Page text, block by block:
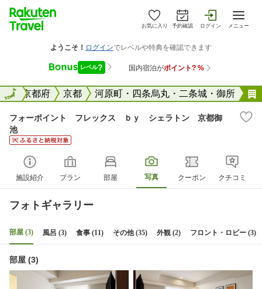
お気に入り 予約確認 ログイン メニュー
全国京都府 京都 河原町・四条烏丸・二条城・御所
全国
フォーポイント フレックス ｂｙ シェラトン 京都御
池
施設紹介 プラン 部屋 写真 クーポン クチコミ
フォトギャラリー
部屋 (3) 風呂 (3) 食事 (11) その他 (35) 外観 (2) フロント・ロビー (3)
部屋 (3)